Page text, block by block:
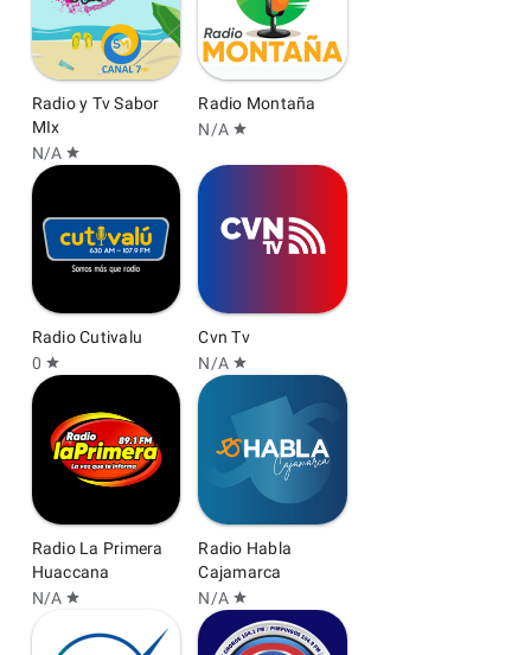
Radio y Tv Sabor
MIx
N/A star
Radio Montaña
N/A star
Radio Cutivalu
0 star
Cvn Tv
N/A star
Radio La Primera
Huaccana
N/A star
Radio Habla
Cajamarca
N/A star